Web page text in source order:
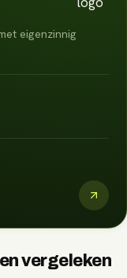
eigenzinnig
vergeleken